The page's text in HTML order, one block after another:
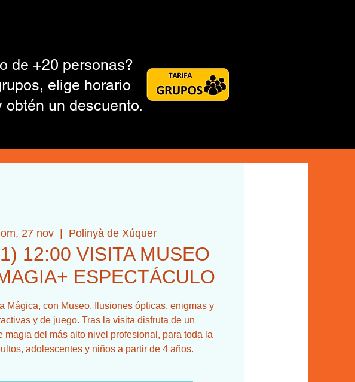
de +20 personas?
elige horario
obtén un descuento.
27 nov
  |
Polinyà de Xúquer
12:00 VISITA MUSEO
ESPECTÁCULO
Mágica, con Museo, Ilusiones ópticas, enigmas y
y de juego. Tras la visita disfruta de un
magia del más alto nivel profesional, para toda la
adolescentes y niños a partir de 4 años.